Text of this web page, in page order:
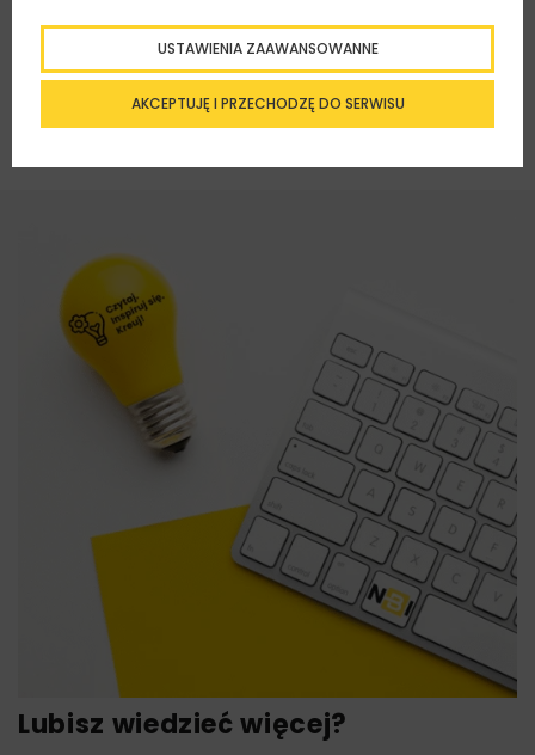
Lubisz wiedzieć więcej?
AKCEPTUJĘ I PRZECHODZĘ DO SERWISU
USTAWIENIA ZAAWANSOWANNE